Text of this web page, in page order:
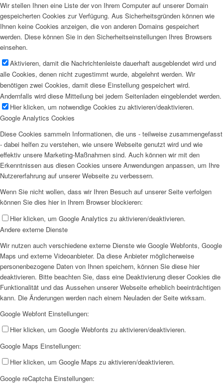
Wir stellen Ihnen eine Liste der von Ihrem Computer auf unserer Domain
gespeicherten Cookies zur Verfügung. Aus Sicherheitsgründen können wie
Ihnen keine Cookies anzeigen, die von anderen Domains gespeichert
werden. Diese können Sie in den Sicherheitseinstellungen Ihres Browsers
einsehen.
Aktivieren, damit die Nachrichtenleiste dauerhaft ausgeblendet wird und
alle Cookies, denen nicht zugestimmt wurde, abgelehnt werden. Wir
benötigen zwei Cookies, damit diese Einstellung gespeichert wird.
Andernfalls wird diese Mitteilung bei jedem Seitenladen eingeblendet werden.
Hier klicken, um notwendige Cookies zu aktivieren/deaktivieren.
Google Analytics Cookies
Diese Cookies sammeln Informationen, die uns - teilweise zusammengefasst
- dabei helfen zu verstehen, wie unsere Webseite genutzt wird und wie
effektiv unsere Marketing-Maßnahmen sind. Auch können wir mit den
Erkenntnissen aus diesen Cookies unsere Anwendungen anpassen, um Ihre
Nutzererfahrung auf unserer Webseite zu verbessern.
Wenn Sie nicht wollen, dass wir Ihren Besuch auf unserer Seite verfolgen
können Sie dies hier in Ihrem Browser blockieren:
Hier klicken, um Google Analytics zu aktivieren/deaktivieren.
Andere externe Dienste
Wir nutzen auch verschiedene externe Dienste wie Google Webfonts, Google
Maps und externe Videoanbieter. Da diese Anbieter möglicherweise
personenbezogene Daten von Ihnen speichern, können Sie diese hier
deaktivieren. Bitte beachten Sie, dass eine Deaktivierung dieser Cookies die
Funktionalität und das Aussehen unserer Webseite erheblich beeinträchtigen
kann. Die Änderungen werden nach einem Neuladen der Seite wirksam.
Google Webfont Einstellungen:
Hier klicken, um Google Webfonts zu aktivieren/deaktivieren.
Google Maps Einstellungen:
Hier klicken, um Google Maps zu aktivieren/deaktivieren.
Google reCaptcha Einstellungen: